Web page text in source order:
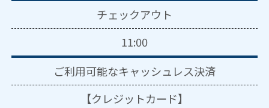
チェックアウト
11:00
ご利用可能なキャッシュレス決済
【クレジットカード】